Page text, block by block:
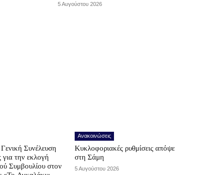
5 Αυγούστου 2026
Συνέλευση
για την εκλογή
Συμβουλίου στον
Ανακοινώσεις
Κυκλοφοριακές ρυθμίσεις απόψε
στη Σάμη
5 Αυγούστου 2026